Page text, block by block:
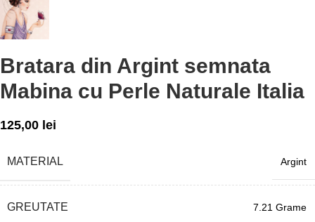
Bratara din Argint semnata
Mabina cu Perle Naturale Italia
125,00 lei
MATERIAL Argint
GREUTATE 7.21 Grame